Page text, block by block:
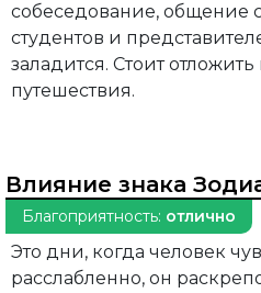
собеседование, общение
студентов и
заладится. Стоит
путешествия.
Влияние знака
Благоприятность: отлично
Это дни, когда человек
расслабленно, он